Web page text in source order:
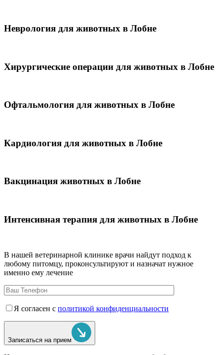
Неврология для животных в Лобне
Хирургические операции для животных в Лобне
Офтальмология для животных в Лобне
Кардиология для животных в Лобне
Вакцинация животных в Лобне
Интенсивная терапия для животных в Лобне
В нашей ветеринарной клинике врачи найдут подход к
любому питомцу, проконсультируют и назначат нужное
именно ему лечение
Я согласен с политикой конфиденциальности
Записаться на прием